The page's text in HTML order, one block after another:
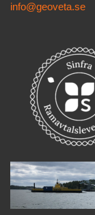
info@geoveta.se